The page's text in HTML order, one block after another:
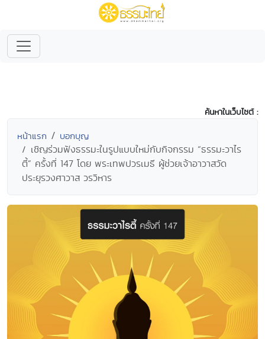
ค้นหาในเว็บไซต์ :
หน้าแรก บอกบุญ
เชิญร่วมฟังธรรมะในรูปแบบใหม่กับกิจกรรม “ธรรมะวาไร
ตี้” ครั้งที่ 147 โดย พระเทพปวรเมธี ผู้ช่วยเจ้าอาวาสวัด
ประยุรวงศาวาส วรวิหาร